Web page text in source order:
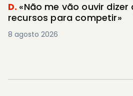
D. «Não me vão ouvir
recursos para competir»
8 agosto 2026